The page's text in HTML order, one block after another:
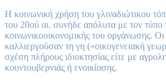
Η κοινωνική χρήση του γλιναδιώτικου
του 20ού αι. συνήδε απόλυτα με τον τύπο
κοινωνικοοικονομικής του οργάνωσης. Οι
καλλιεργούσαν τη γη («οικογενειακή
σχέση πλήρους ιδιοκτησίας είτε με
κουντουβερνιάς ή ενοικίασης.